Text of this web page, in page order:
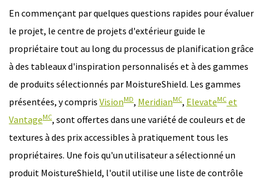
En commençant par quelques questions rapides pour évaluer
le projet, le centre de projets d'extérieur guide le
propriétaire tout au long du processus de planification grâce
à des tableaux d'inspiration personnalisés et à des gammes
de produits sélectionnés par MoistureShield. Les gammes
présentées, y compris VisionMD, MeridianMC, ElevateMC et
VantageMC, sont offertes dans une variété de couleurs et de
textures à des prix accessibles à pratiquement tous les
propriétaires. Une fois qu'un utilisateur a sélectionné un
produit MoistureShield, l'outil utilise une liste de contrôle